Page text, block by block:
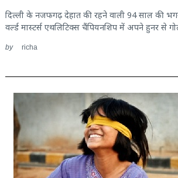
दिल्ली के नजफगढ़ देहात की रहने वाली 94 साल की
वर्ल्ड मास्टर्स एथलिटिक्स चैंपियनशिप में अपने हुनर से
by richa